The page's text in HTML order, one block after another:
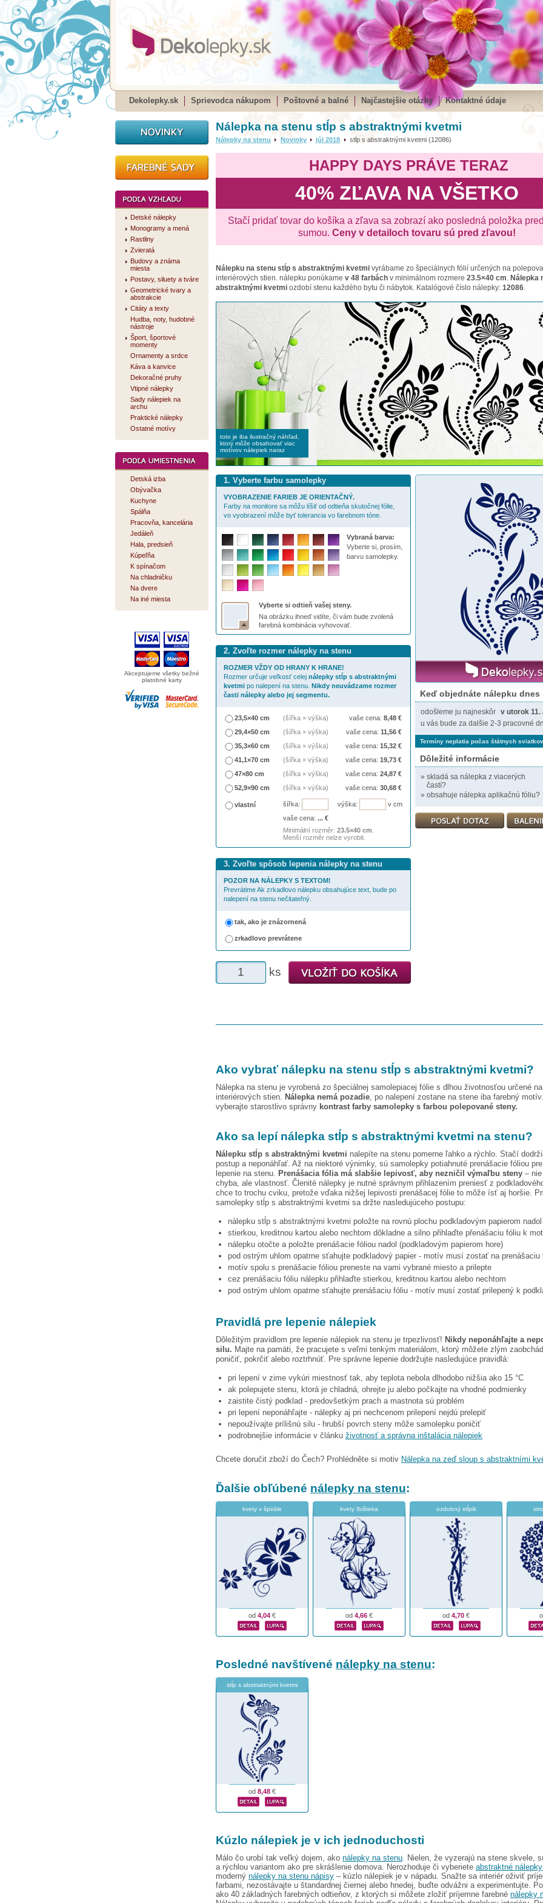
Dekolepky.sk Sprievodca nákupom Poštovné a balné Najčastejšie otázky Kontaktné údaje
Detské nálepky
Monogramy a mená
Rastliny
Zvieratá
Budovy a známa
miesta
Postavy, siluety a tváre
Geometrické tvary a
abstrakcie
Citáty a texty
Hudba, noty, hudobné
nástroje
Šport, športové
momenty
Ornamenty a srdce
Káva a kanvice
Dekoračné pruhy
Vtipné nálepky
Sady nálepiek na
archu
Praktické nálepky
Ostatné motívy
Detská izba
Obývačka
Kuchyne
Spálňa
Pracovňa, kancelária
Jedáleň
Hala, predsieň
Kúpeľňa
K spínačom
Na chladničku
Na dvere
Na iné miesta
Akceptujeme všetky bežné
platobné karty
Nálepka na stenu stĺp s abstraktnými kvetmi
Nálepky na stenu Novinky júl 2018 stĺp s abstraktnými kvetmi (12086)
HAPPY DAYS PRÁVE TERAZ
40% ZĽAVA NA VŠETKO
Stačí pridať tovar do košíka a zľava sa zobrazí ako posledná položka
sumou. Ceny v detailoch tovaru sú pred zľavou!
Nálepku na stenu stĺp s abstraktnými kvetmi vyrábame zo špeciálnych fólií určených na
interiérových stien. nálepku ponúkame v 48 farbách v minimálnom rozmere 23.5×40 cm. Nálepka
abstraktnými kvetmi ozdobí stenu každého bytu či nábytok. Katalógové číslo nálepky: 12086.
toto je iba ilustračný náhľad,
ktorý môže obsahovať viac
motívov nálepiek naraz
Keď objednáte nálepku dnes
odošleme ju najneskôr v utorok 11.
u vás bude za dalšie 2-3 pracovné
Termíny neplatia počas štátnych
Dôležité informácie
» skladá sa nálepka z viacerých
častí?
» obsahuje nálepka aplikačnú fóliu?
1. Vyberte farbu samolepky
VYOBRAZENIE FARIEB JE ORIENTAČNÝ.
Farby na monitore sa môžu líšiť od odtieňa skutočnej fólie,
vo vyobrazení môže byť tolerancia vo farebnom tóne.
Vybraná barva:
Vyberte si, prosím,
barvu samolepky.
Vyberte si odtieň vašej steny.
Na obrázku ihneď vidíte, či vám bude zvolená
farebná kombinácia vyhovovať.
2. Zvoľte rozmer nálepky na stenu
ROZMER VŽDY OD HRANY K HRANE!
Rozmer určuje veľkosť celej nálepky stĺp s abstraktnými
kvetmi po nalepení na stenu. Nikdy neuvádzame rozmer
časti nálepky alebo jej segmentu.
23,5×40 cm (šířka × výška) vaše cena: 8,48 €
29,4×50 cm
(šířka × výška) vaše cena: 11,56 €
35,3×60 cm
(šířka × výška) vaše cena: 15,32 €
41,1×70 cm
(šířka × výška) vaše cena: 19,73 €
47×80 cm
(šířka × výška) vaše cena: 24,87 €
52,9×90 cm
(šířka × výška) vaše cena: 30,68 €
vlastní šířka: výška:
v cm
vaše cena: ... €
Minimální rozměr: 23.5×40 cm
Menší rozměr nelze vyrobit.
3. Zvoľte spôsob lepenia nálepky na stenu
POZOR NA NÁLEPKY S TEXTOM!
Prevrátime Ak zrkadlovo nálepku obsahujúce text, bude po
nalepení na stenu nečitateľný.
tak, ako je znázornená
zrkadlovo prevrátene
ks
Ako vybrať nálepku na stenu stĺp s abstraktnými kvetmi?
Nálepka na stenu je vyrobená zo špeciálnej samolepiacej fólie s dlhou životnosťou určené
interiérových stien. Nálepka nemá pozadie, po nalepení zostane na stene iba farebný
vyberajte starostlivo správny kontrast farby samolepky s farbou polepované steny.
Ako sa lepí nálepka stĺp s abstraktnými kvetmi na stenu?
Nálepku stĺp s abstraktnými kvetmi nalepíte na stenu pomerne ľahko a rýchlo. Stačí
postup a neponáhľať. Až na niektoré výnimky, sú samolepky potiahnuté prenášacie fóliou
lepenie na stenu. Prenášacia fólia má slabšie lepivosť, aby nezničil výmaľbu steny –
chyba, ale vlastnosť. Členité nálepky je nutné správnym přihlazením preniesť z
chce to trochu cviku, pretože vďaka nižšej lepivosti prenášacej fólie to môže ísť aj horšie.
samolepky stĺp s abstraktnými kvetmi sa držte nasledujúceho postupu:
nálepku stĺp s abstraktnými kvetmi položte na rovnú plochu podkladovým papierom nadol
stierkou, kreditnou kartou alebo nechtom dôkladne a silno přihlaďte přenášaciu fóliu k
nálepku otočte a položte prenášacie fóliou nadol (podkladovým papierom hore)
pod ostrým uhlom opatrne sťahujte podkladový papier - motív musí zostať na prenášaciu
motív spolu s prenášacie fóliou preneste na vami vybrané miesto a prilepte
cez prenášaciu fóliu nálepku přihlaďte stierkou, kreditnou kartou alebo nechtom
pod ostrým uhlom opatrne sťahujte prenášaciu fóliu - motív musí zostať prilepený k
Pravidlá pre lepenie nálepiek
Dôležitým pravidlom pre lepenie nálepiek na stenu je trpezlivosť! Nikdy neponáhľajte a
silu. Majte na pamäti, že pracujete s veľmi tenkým materiálom, ktorý môžete zlým
poničiť, pokrčiť alebo roztrhnúť. Pre správne lepenie dodržujte nasledujúce pravidlá:
pri lepení v zime vykúri miestnosť tak, aby teplota nebola dlhodobo nižšia ako 15 °C
ak polepujete stenu, ktorá je chladná, ohrejte ju alebo počkajte na vhodné podmienky
zaistite čistý podklad - predovšetkým prach a mastnota sú problém
pri lepení neponáhľajte - nálepky aj pri nechcenom prilepení nejdú prelepiť
nepoužívajte prílišnú silu - hrubší povrch steny môže samolepku poničiť
podrobnejšie informácie v článku životnosť a správna inštalácia nálepiek
Chcete doručit zboží do Čech? Prohlédněte si motiv Nálepka na zeď sloup s abstraktními
Ďalšie obľúbené nálepky na stenu:
kvety v špirále
od 4,04 €
kvety Ibišteka
od 4,66 €
ozdobný stĺpik
od 4,70 €
Posledné navštívené nálepky na stenu:
stĺp s abstraktnými kvetmi
od 8,48 €
Kúzlo nálepiek je v ich jednoduchosti
Málo čo urobí tak veľký dojem, ako nálepky na stenu. Nielen, že vyzerajú na stene skvele,
a rýchlou variantom ako pre skrášlenie domova. Nerozhoduje či vyberiete abstraktné
moderný nálepky na stenu nápisy – kúzlo nálepiek je v nápadu. Snažte sa interiér oživiť
farbami, nezostávajte u štandardnej čiernej alebo hnedej, buďte odvážni a experimentujte.
ako 40 základných farebných odtieňov, z ktorých si môžete zložiť príjemne farebné nálepky